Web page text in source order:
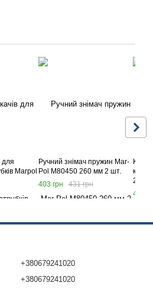
для
Marpol
Ручний знімач пружин Mar-
Pol M80450 260 мм 2 шт.
403 грн
431 грн
23271
454
+380679241020
+380679241020